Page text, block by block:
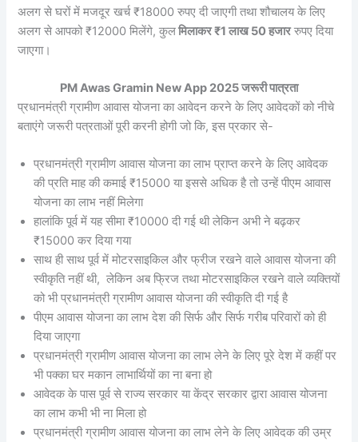
अलग से घरों में मजदूर खर्च ₹18000 रुपए दी जाएगी तथा शौचालय के लिए
अलग से आपको ₹12000 मिलेंगे, कुलमिलाकर ₹1 लाख 50 हजाररुपए दिया
जाएगा।
PM Awas Gramin New App 2025 जरूरी पात्रता
प्रधानमंत्री ग्रामीण आवास योजना का आवेदन करने के लिए आवेदकों को नीचे
बताएंगे जरूरी पत्रताओं पूरी करनी होगी जो कि, इस प्रकार से-
प्रधानमंत्री ग्रामीण आवास योजना का लाभ प्राप्त करने के लिए आवेदक
की प्रति माह की कमाई ₹15000 या इससे अधिक है तो उन्हें पीएम आवास
योजना का लाभ नहीं मिलेगा
हालांकि पूर्व में यह सीमा ₹10000 दी गई थी लेकिन अभी ने बढ़कर
₹15000 कर दिया गया
साथ ही साथ पूर्व में मोटरसाइकिल और फ्रीज रखने वाले आवास योजना की
स्वीकृति नहीं थी, लेकिन अब फ्रिज तथा मोटरसाइकिल रखने वाले व्यक्तियों
को भी प्रधानमंत्री ग्रामीण आवास योजना की स्वीकृति दी गई है
पीएम आवास योजना का लाभ देश की सिर्फ और सिर्फ गरीब परिवारों को ही
दिया जाएगा
प्रधानमंत्री ग्रामीण आवास योजना का लाभ लेने के लिए पूरे देश में कहीं पर
भी पक्का घर मकान लाभार्थियों का ना बना हो
आवेदक के पास पूर्व से राज्य सरकार या केंद्र सरकार द्वारा आवास योजना
का लाभ कभी भी ना मिला हो
प्रधानमंत्री ग्रामीण आवास योजना का लाभ लेने के लिए आवेदक की उम्र